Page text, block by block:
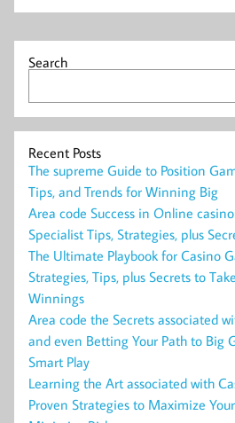
Search
Recent Posts
The supreme Guide to Position
Tips, and Trends for Winning Big
Area code Success in Online
Specialist Tips, Strategies, plus
The Ultimate Playbook for Casino
Strategies, Tips, plus Secrets to
Winnings
Area code the Secrets associated
and even Betting Your Path to Big
Smart Play
Learning the Art associated with
Proven Strategies to Maximize